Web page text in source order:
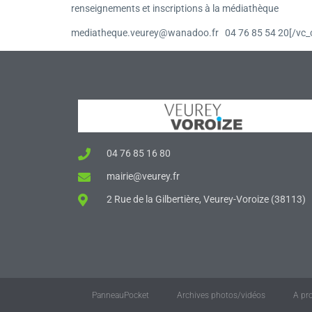
renseignements et inscriptions à la médiathèque
mediatheque.veurey@wanadoo.fr 04 76 85 54 20[/
04 76 85 16 80
mairie@veurey.fr
2 Rue de la Gilbertière, Veurey-Voroize (38113)
PanneauPocket Archives photos/vidéos A